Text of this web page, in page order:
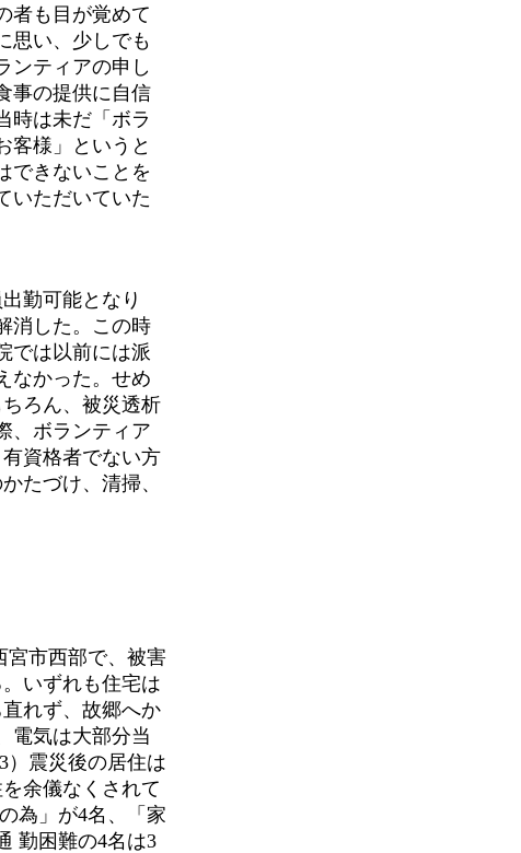
者も目が覚めて
思い、少しでも
ンティアの申し
事の提供に自信
時は未だ「ボラ
客様」というと
できないことを
いただいていた
勤可能となり
消した。この時
では以前には派
なかった。せめ
ろん、被災透析
、ボランティア
資格者でない方
たづけ、清掃、
市西部で、被害
いずれも住宅は
れず、故郷へか
電気は大部分当
）震災後の居住は
余儀なくされて
為」が4名、「家
勤困難の4名は3